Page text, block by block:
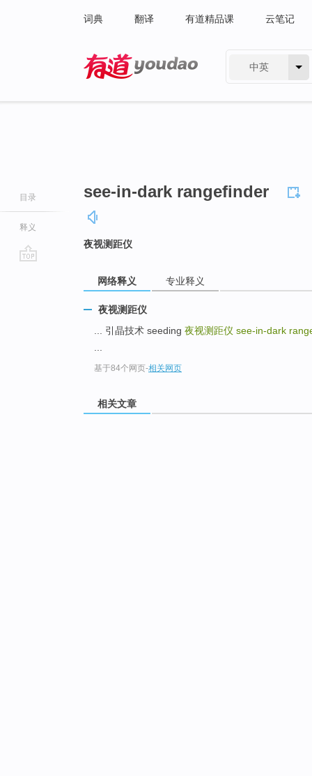
词典 翻译 有道精品课 云笔记
中英
目录
释义
see-in-dark rangefinder
夜视测距仪
网络释义 专业释义
夜视测距仪
... 引晶技术 seeding 夜视测距仪 see-in-dark
基于84个网页-相关网页
相关文章